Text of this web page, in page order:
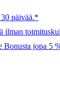
päivää.*
ilman
Bonusta jopa 5